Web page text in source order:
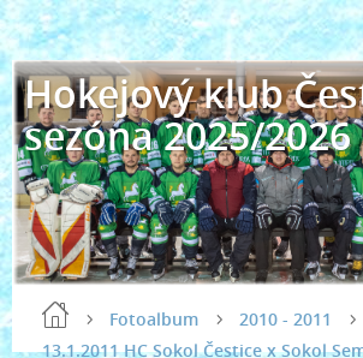
Hokejový klub
sezóna 2025/2026
Fotoalbum
2010 - 2011
13.1.2011 HC Sokol Čestice x Sokol